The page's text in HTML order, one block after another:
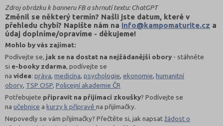
Zdroj obrázku k banneru FB a shrnutí textu: ChatGPT
Změnil se některý termín? Našli jste datum, které v
přehledu chybí? Napište nám na info@kampomaturite.cz a
údaj doplníme/opravíme - děkujeme!
Mohlo by vás zajímat:
Podívejte se, jak se na dostat na nejžádanější obory - stáhněte
si e-booky zdarma, podívejte se
navidea:práva,medicína,psychologie,ekonomie,humanitní
obory, TSP OSP,Policejní akademie ČR
Potřebujete připravit na přijímací zkoušky? Podívejte se
naučebnice akurzy k přípravěna přijímačky.
Nepovedly se vám přijímačky? Přečtěte si, jak napsatžádost o